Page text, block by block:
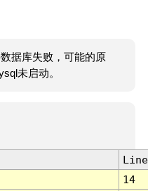
据库失败，可能的原
未启动。
Line
14